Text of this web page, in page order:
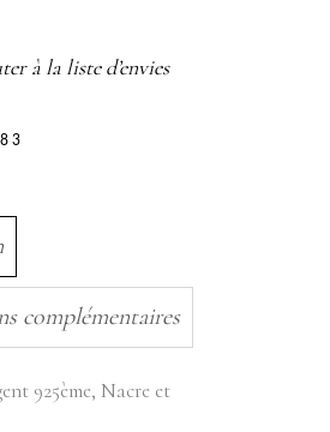
à la liste d’envies
complémentaires
925ème, Nacre et